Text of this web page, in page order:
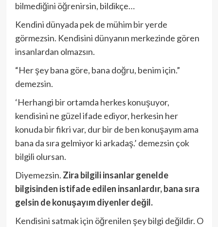
bilmediğini öğrenirsin, bildikçe…
Kendini dünyada pek de mühim bir yerde
görmezsin. Kendisini dünyanın merkezinde gören
insanlardan olmazsın.
“Her şey bana göre, bana doğru, benim için.”
demezsin.
‘Herhangi bir ortamda herkes konuşuyor,
kendisini ne güzel ifade ediyor, herkesin her
konuda bir fikri var, dur bir de ben konuşayım ama
bana da sıra gelmiyor ki arkadaş.’ demezsin çok
bilgili olursan.
Diyemezsin. Zira bilgili insanlar genelde
bilgisinden istifade edilen insanlardır, bana sıra
gelsin de konuşayım diyenler değil.
Kendisini satmak için öğrenilen şey bilgi değildir. O